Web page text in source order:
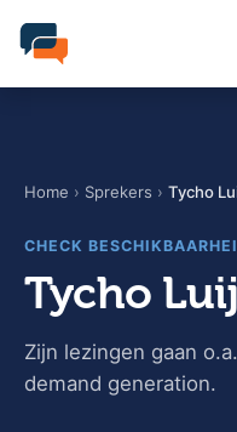
Home › Sprekers › Tycho
CHECK
Tycho
Zijn lezingen gaan
demand generation.